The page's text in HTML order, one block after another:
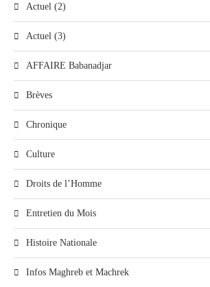
Actuel (2)
Actuel (3)
AFFAIRE Babanadjar
Brèves
Chronique
Culture
Droits de l’Homme
Entretien du Mois
Histoire Nationale
Infos Maghreb et Machrek